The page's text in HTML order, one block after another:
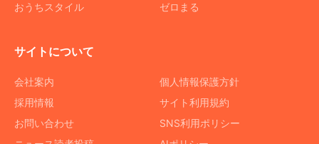
おうちスタイル
ゼロまる
サイトについて
会社案内
採用情報
お問い合わせ
個人情報保護方針
サイト利用規約
SNS利用ポリシー